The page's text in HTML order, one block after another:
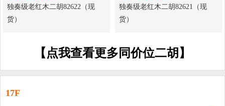
独奏级老红木二胡82622（现
货）
独奏级老红木二胡82621（现
货）
【点我查看更多同价位二胡】
17F